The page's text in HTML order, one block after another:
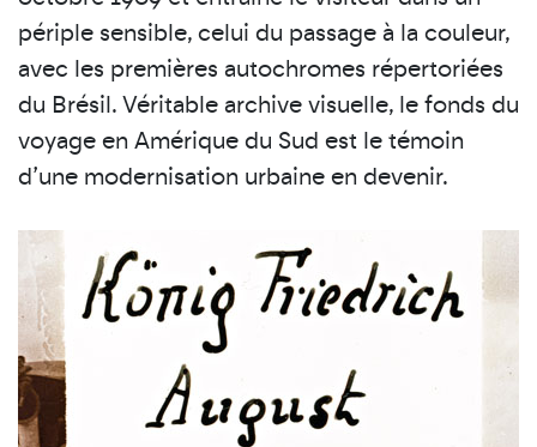
périple sensible, celui du passage à la couleur,
avec les premières autochromes répertoriées
du Brésil. Véritable archive visuelle, le fonds du
voyage en Amérique du Sud est le témoin
d’une modernisation urbaine en devenir.